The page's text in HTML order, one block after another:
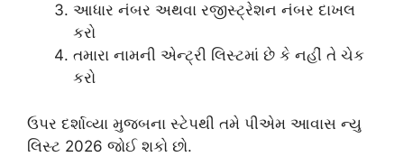
આધાર નંબર અથવા રજીસ્ટ્રેશન નંબર દાખલ
કરો
તમારા નામની એન્ટ્રી લિસ્ટમાં છે કે નહીં તે ચેક
કરો
ઉપર દર્શાવ્યા મુજબના સ્ટેપથી તમે પીએમ આવાસ ન્યુ
લિસ્ટ 2026 જોઈ શકો છો.